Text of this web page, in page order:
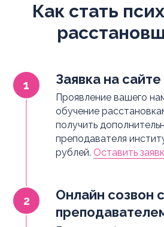
Как стать
Заявка на сайте
Проявление вашего
обучение
получить
преподавателя
рублей. Оставить
Онлайн созвон с